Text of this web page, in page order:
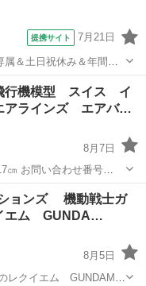
提携サイト 7月21日
属＆土日祝休み＆年間休
勤OK＆無料駐車場あり
常陸大宮市》 人気の
行機模型 スイス イ
アラインズ エアバ…
8月7日
号
...
ラモデル 商品
ョンズ 機動戦士ガ
エム GUNDA…
8月5日
レクイエム GUNDAM